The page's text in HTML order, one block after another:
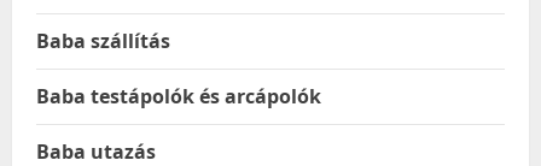
Baba szállítás
Baba testápolók és arcápolók
Baba utazás